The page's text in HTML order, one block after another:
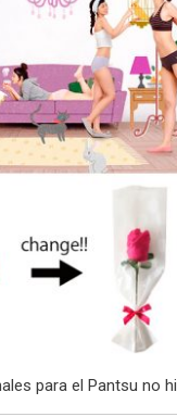
para el Pantsu no hi